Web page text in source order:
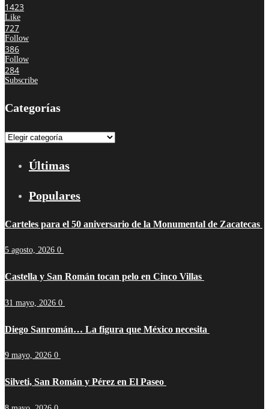
1423
Like
727
Follow
386
Follow
284
Subscribe
Categorías
Categorías
Últimas
Populares
Carteles para el 50 aniversario de la Monumental de Zacatecas
5 agosto, 2026 0
Castella y San Román tocan pelo en Cinco Villas
31 mayo, 2026 0
Diego Sanromán… La figura que México necesita
9 mayo, 2026 0
Silveti, San Román y Pérez en El Paseo